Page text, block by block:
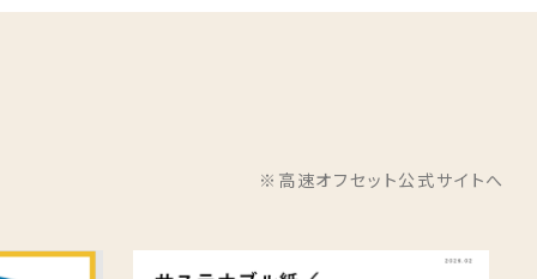
※高速オフセット公式サイトへ